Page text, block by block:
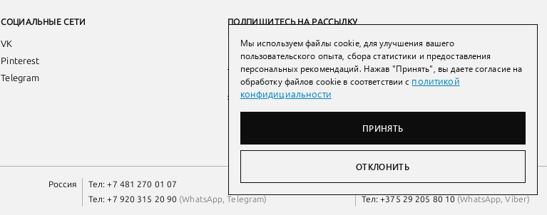
СОЦИАЛЬНЫЕ СЕТИ
VK
Pinterest
Telegram
ПОДПИШИТЕСЬ НА РАССЫЛКУ
ПОДПИСАТЬСЯ
Нажимая на кнопку вы соглашаетесь сполитикой конфиденциальности и
обработки персональных данных
Россия Тел:+7 481 270 01 07
Тел:+7 920 315 20 90 (WhatsApp,Telegram)
Беларусь Тел:+7 993 398 36 60(WhatsApp)
Тел:+375 29 205 80 10 (WhatsApp, Viber)
Мы используем файлы cookie, для улучшения вашего
пользовательского опыта, сбора статистики и предоставления
персональных рекомендаций. Нажав "Принять", вы даете согласие на
обработку файлов cookie в соответствии с политикой
конфидициальности
ПРИНЯТЬ
ОТКЛОНИТЬ